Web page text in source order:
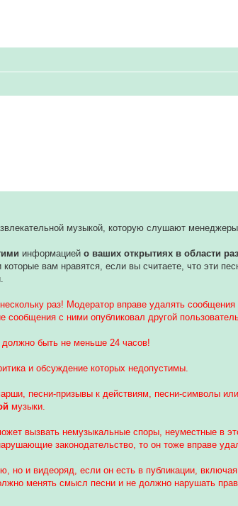
музыкой, которую слушают
информациейо ваших открытиях в области
вам нравятся, если вы считаете, что эти
раз! Модератор вправе удалять
с ними опубликовал другой
быть не меньше 24 часов!
и обсуждение которых недопустимы.
песни-призывы к действиям, песни-символы
музыки.
вызвать немузыкальные споры, неуместные
законодательство, то он тоже вправе
но и видеоряд, если он есть в публикации,
менять смысл песни и не должно нарушать